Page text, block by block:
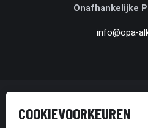
Onafhankelijke
info@opa-
© Onafhankelijke
COOKIEVOORKEUREN